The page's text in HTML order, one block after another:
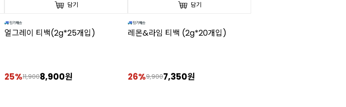
담기
얼그레이 티백(2g*25개입)
25%11,9008,900원
담기
레몬&라임 티백 (2g*20개입)
26%9,9007,350원